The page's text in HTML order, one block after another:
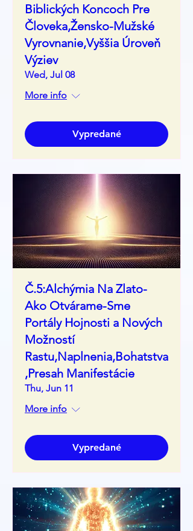
Biblických Koncoch Pre
Človeka,Žensko-Mužské
Vyrovnanie,Vyššia Úroveň
Výziev
Wed, Jul 08
More info
Vypredané
Č.5:Alchýmia Na Zlato-
Ako Otvárame-Sme
Portály Hojnosti a Nových
Možností
Rastu,Naplnenia,Bohatstva
,Presah Manifestácie
Thu, Jun 11
More info
Vypredané